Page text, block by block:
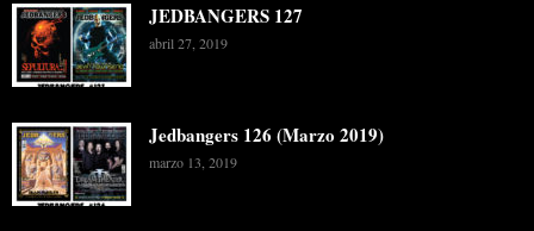
JEDBANGERS 127
abril 27, 2019
Jedbangers 126 (Marzo 2019)
marzo 13, 2019